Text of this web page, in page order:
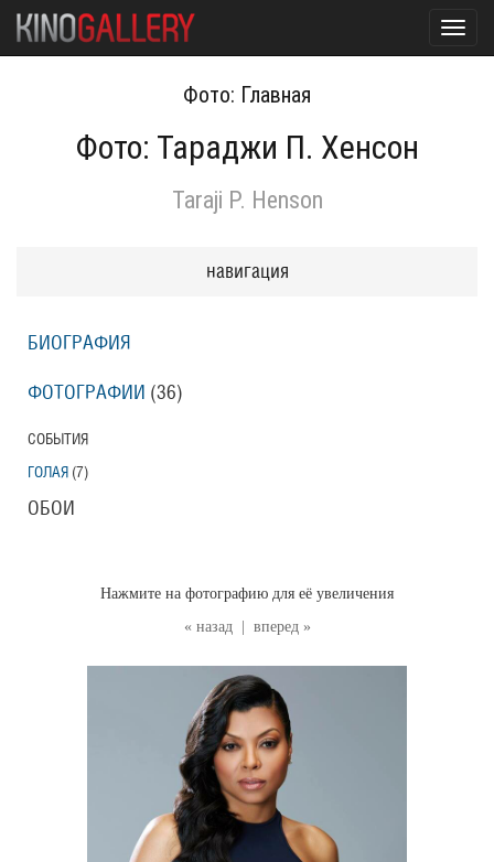
Фото: Главная
Фото: Тараджи П. Хенсон
Taraji P. Henson
« назад вперед »
Нажмите на фотографию для её увеличения
навигация
БИОГРАФИЯ
ФОТОГРАФИИ (36)
СОБЫТИЯ
ГОЛАЯ (7)
ОБОИ